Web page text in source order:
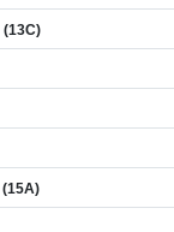
(13C)
(15A)